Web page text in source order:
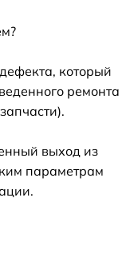
который
ремонта
выход из
параметрам